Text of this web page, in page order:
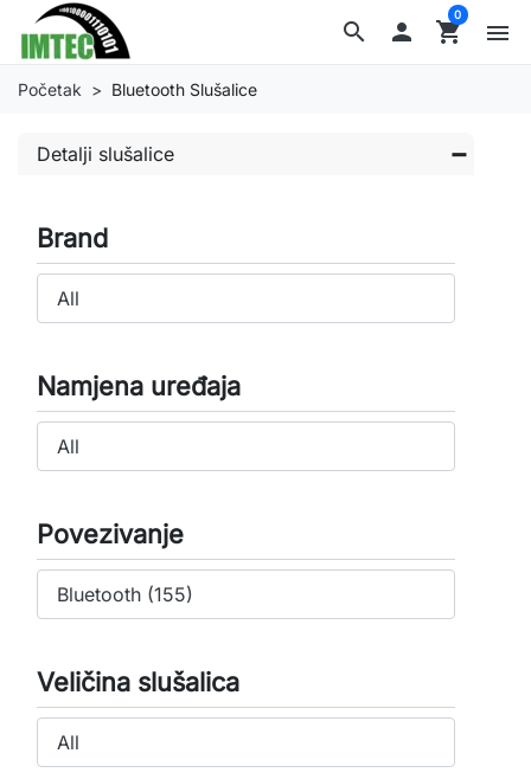
search  shopping_cart
0
menu
Početak Bluetooth Slušalice
Detalji slušalice
Brand
Namjena uređaja
Povezivanje
Veličina slušalica